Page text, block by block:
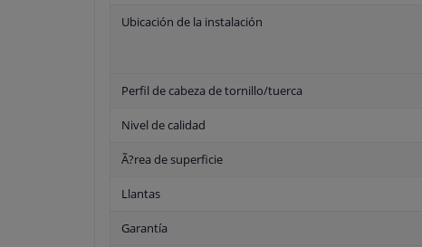
Ubicación de la instalación
Perfil de cabeza de tornillo/tuerca
Nivel de calidad
Ã?rea de superficie
Llantas
Garantía